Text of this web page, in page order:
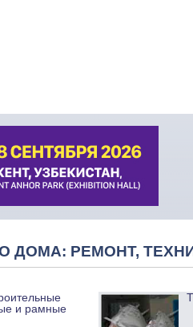
ДОМА: РЕМОНТ,
и рамные